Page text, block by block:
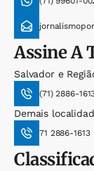
AssineA
Salvador e
(71) 2886-
Demais
71 2886-1613